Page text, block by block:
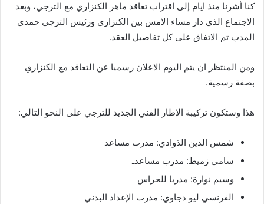
كنا أشرنا منذ ايام إلى اقتراب تعاقد ماهر الكنزاري مع الترجي، وبعد
الاجتماع الذي دار مساء الامس بين الكنزاري ورئيس الترجي حمدي
المدب تم الاتفاق على كل تفاصيل العقد.
ومن المنتظر ان يتم اليوم الاعلان رسميا عن التعاقد مع الكنزاري
بصفة رسمية.
هذا وستكون تركيبة الإطار الفني الجديد للترجي على النحو التالي:
شمس الدين الذوادي: مدرب مساعد
سامي زميط: مدرب مساعدـ
وسيم نوارة: مدربا للحراس
الفرنسي ليو دجاوي: مدرب الإعداد البدني